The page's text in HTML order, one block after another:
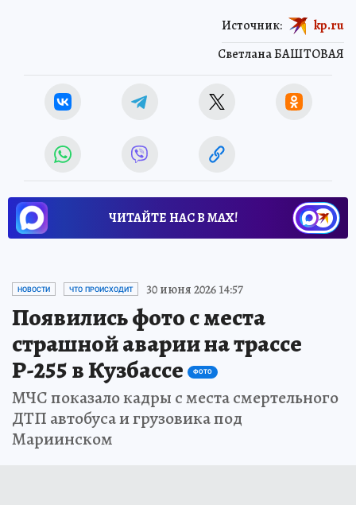
Светлана БАШТОВАЯ
Источник: kp.ru
ЧИТАЙТЕ НАС В МАХ!
НОВОСТИ ЧТО ПРОИСХОДИТ 30 июня 2026 14:57
Появились фото с места
страшной аварии на трассе
Р-255 в Кузбассе
ФОТО
МЧС показало кадры с места смертельного
ДТП автобуса и грузовика под
Мариинском